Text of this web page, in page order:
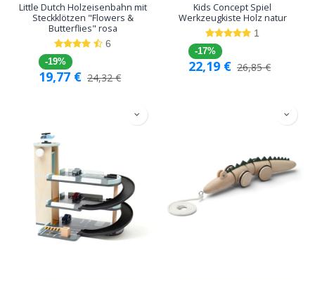
Little Dutch Holzeisenbahn mit
Steckklötzen "Flowers &
Butterflies" rosa
6
-19%
19,77 € 24,32€
Kids Concept Spiel
Werkzeugkiste Holz natur
1
-17%
22,19 € 26,85€